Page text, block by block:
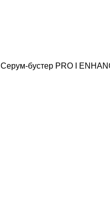
Серум-бустер PRO I